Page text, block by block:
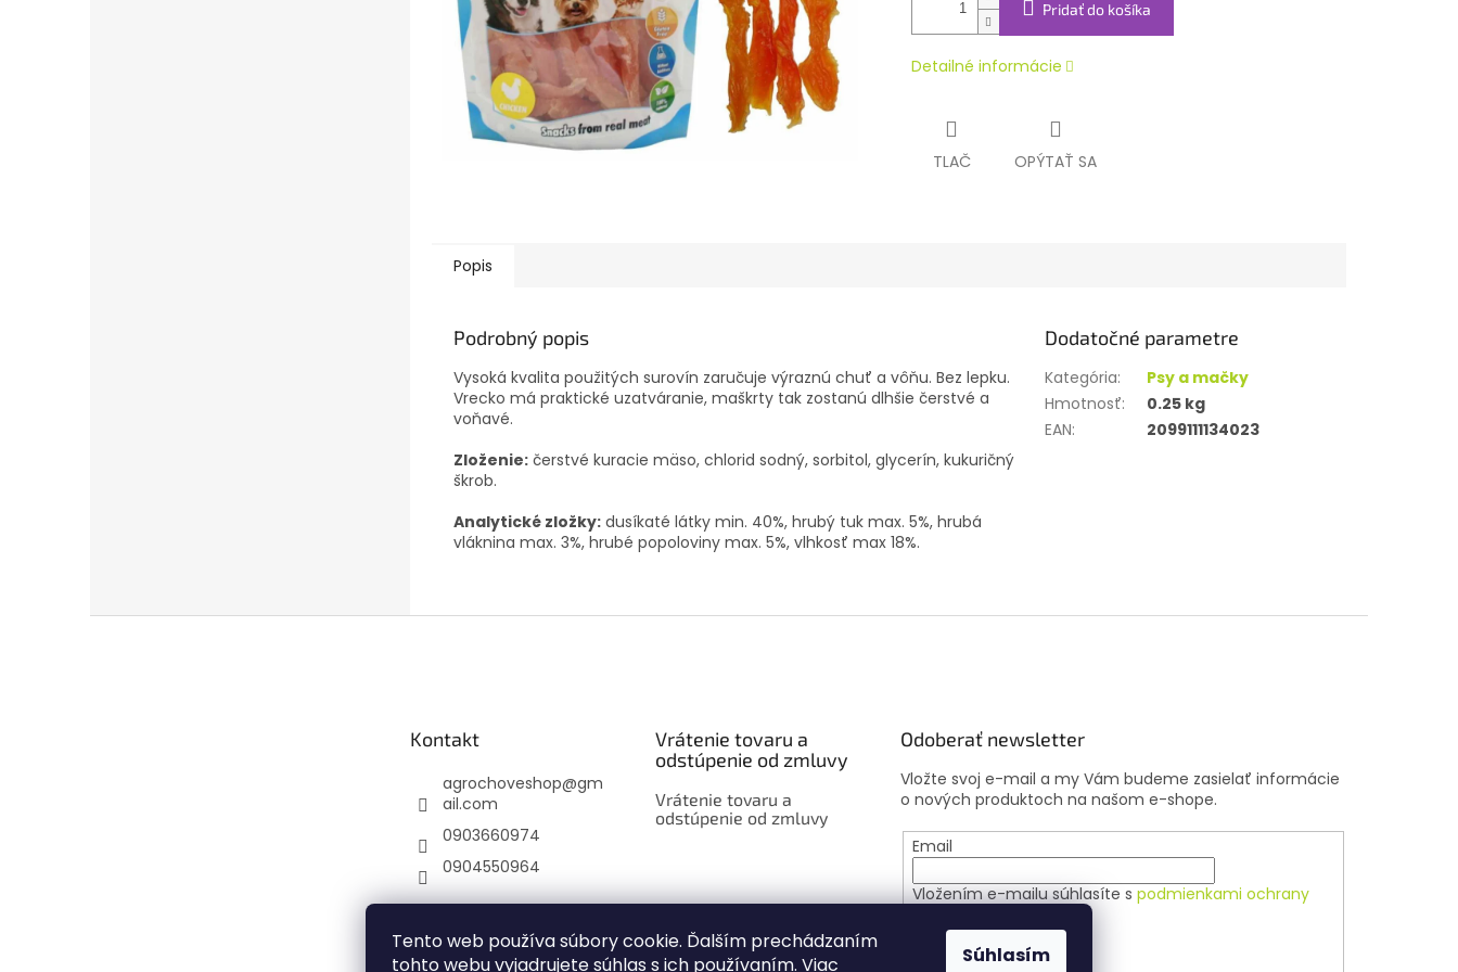
Tento web používa súbory cookie. Ďalším prechádzaním
tohto webu vyjadrujete súhlas s ich používaním. Viac
Súhlasím
Pridať do košíka
Detailné informácie
TLAČ OPÝTAŤ SA
Popis
Podrobný popis
Vysoká kvalita použitých surovín zaručuje výraznú chuť a vôňu. Bez lepku.
Vrecko má praktické uzatváranie, maškrty tak zostanú dlhšie čerstvé a
voňavé.
Zloženie: čerstvé kuracie mäso, chlorid sodný, sorbitol, glycerín, kukuričný
škrob.
Analytické zložky: dusíkaté látky min. 40%, hrubý tuk max. 5%, hrubá
vláknina max. 3%, hrubé popoloviny max. 5%, vlhkosť max 18%.
Dodatočné parametre
Kategória:
Psy a mačky
Hmotnosť:
0.25 kg
EAN: 2099111134023
Kontakt
agrochoveshop@gm
ail.com
0903660974
0904550964
Vrátenie tovaru a
odstúpenie od zmluvy
Vrátenie tovaru a
odstúpenie od zmluvy
Odoberať newsletter
Vložte svoj e-mail a my Vám budeme zasielať informácie
o nových produktoch na našom e-shope.
Email
Vložením e-mailu súhlasíte spodmienkami ochrany
PRIHLÁSIŤ SA